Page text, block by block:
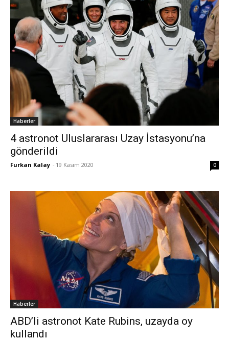
Haberler
4 astronot Uluslararası Uzay İstasyonu’na
gönderildi
Furkan Kalay - 19 Kasım 2020 0
Haberler
ABD’li astronot Kate Rubins, uzayda oy
kullandı